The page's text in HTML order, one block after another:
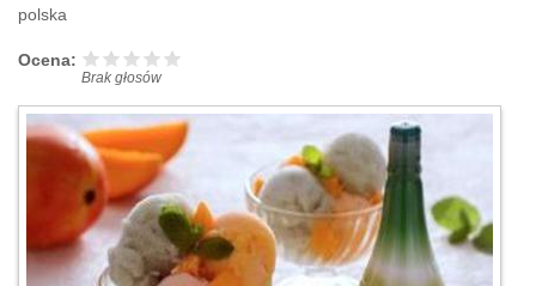
polska
Ocena:
Brak głosów